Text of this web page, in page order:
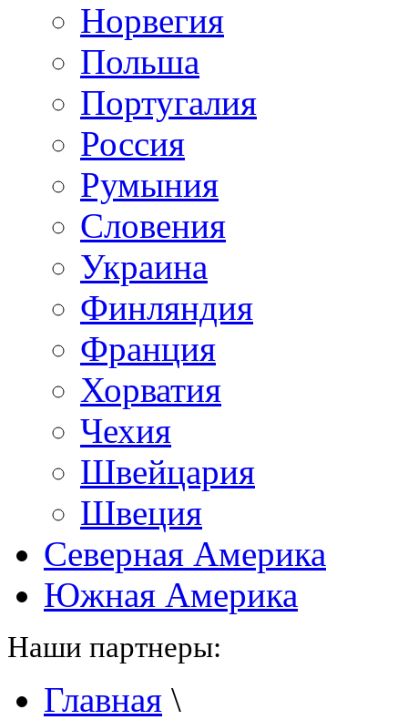
Норвегия
Польша
Португалия
Россия
Румыния
Словения
Украина
Финляндия
Франция
Хорватия
Чехия
Швейцария
Швеция
Северная Америка
Южная Америка
Наши партнеры:
Главная \